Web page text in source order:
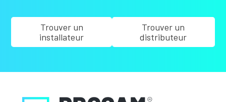
Trouver un
installateur
Trouver un
distributeur